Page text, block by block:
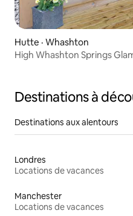
Hutte · Whashton
High Whashton Springs
Destinations à
Destinations aux alentours
Londres
Locations de vacances
Manchester
Locations de vacances